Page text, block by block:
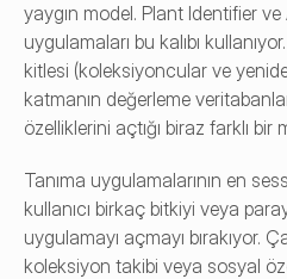
yaygın model. Plant Identifier
uygulamaları bu kalıbı
kitlesi (koleksiyoncular ve
katmanın değerleme
özelliklerini açtığı biraz farklı bir
Tanıma uygulamalarının en
kullanıcı birkaç bitkiyi veya
uygulamayı açmayı bırakıyor.
koleksiyon takibi veya sosyal